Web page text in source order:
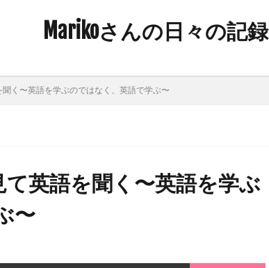
Marikoさんの日々の記録
く〜英語を学ぶのではなく、英語で学ぶ〜
英語を聞く〜英語を学ぶ
〜